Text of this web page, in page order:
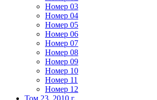
Номер 03
Номер 04
Номер 05
Номер 06
Номер 07
Номер 08
Номер 09
Номер 10
Номер 11
Номер 12
Том 23, 2010 г.